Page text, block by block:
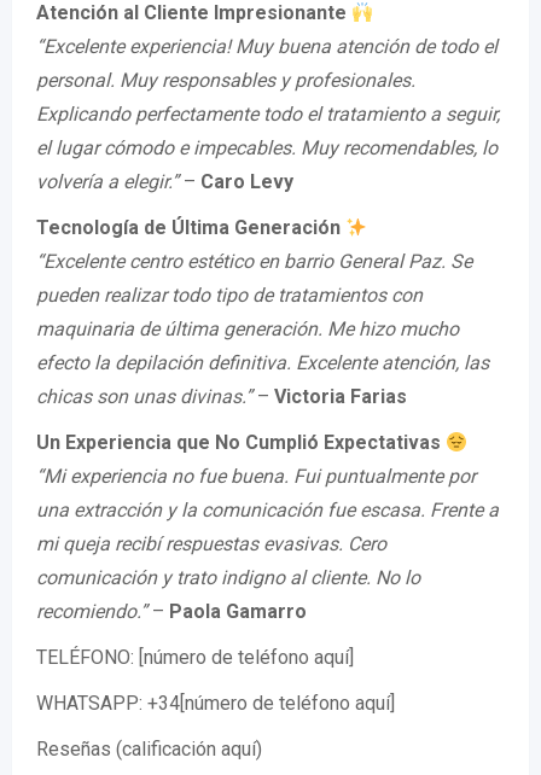
Atención al Cliente Impresionante
“Excelente experiencia! Muy buena atención de todo el
personal. Muy responsables y profesionales.
Explicando perfectamente todo el tratamiento a seguir,
el lugar cómodo e impecables. Muy recomendables, lo
volvería a elegir.”– Caro Levy
Tecnología de Última Generación
“Excelente centro estético en barrio General Paz. Se
pueden realizar todo tipo de tratamientos con
maquinaria de última generación. Me hizo mucho
efecto la depilación definitiva. Excelente atención, las
chicas son unas divinas.”– Victoria Farias
Un Experiencia que No Cumplió Expectativas
“Mi experiencia no fue buena. Fui puntualmente por
una extracción y la comunicación fue escasa. Frente a
mi queja recibí respuestas evasivas. Cero
comunicación y trato indigno al cliente. No lo
recomiendo.”– Paola Gamarro
TELÉFONO: [número de teléfono aquí]
WHATSAPP: +34[número de teléfono aquí]
Reseñas (calificación aquí)